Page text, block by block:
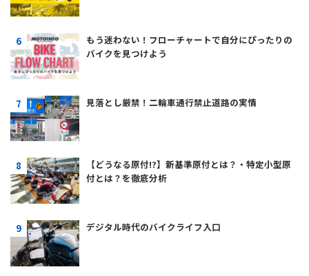
もう迷わない！フローチャートで自分にぴったりの
バイクを見つけよう
見落とし厳禁！二輪車通行禁止道路の実情
【どうなる原付!?】新基準原付とは？・特定小型原
付とは？を徹底分析
デジタル時代のバイクライフ入口